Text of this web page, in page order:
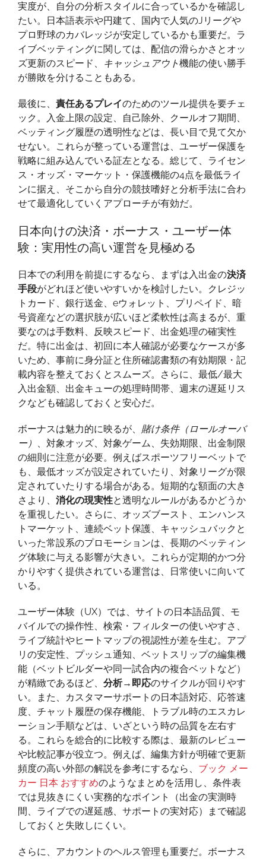
実度が、自分の分析スタイルに合っているかを確認し
たい。日本語表示や円建て、国内で人気のJリーグや
プロ野球のカバレッジが安定しているかも重要だ。ラ
イブベッティングに関しては、配信の滑らかさとオッ
ズ更新のスピード、
キャッシュアウト機能の使い勝手
が勝敗を分けることもある。
最後に、 責任あるプレイのためのツール提供を要チェ
ック。入金上限の設定、自己除外、クールオフ期間、
ベッティング履歴の透明性などは、長い目で見て欠か
せない。これらが整っている運営は、ユーザー保護を
戦略に組み込んでいる証左となる。総じて、ライセン
ス・オッズ・マーケット・保護機能の4点を最低ライ
ンに据え、そこから自分の競技嗜好と分析手法に合わ
せて最適化していくアプローチが有効だ。
日本向けの決済・ボーナス・ユーザー体
験：実用性の高い運営を見極める
日本での利用を前提にするなら、まずは入出金の決済
手段がどれほど使いやすいかを検討したい。クレジッ
トカード、銀行送金、eウォレット、プリペイド、暗
号資産などの選択肢が広いほど柔軟性は高まるが、重
要なのは手数料、反映スピード、出金処理の確実性
だ。特に出金は、初回に本人確認が必要なケースが多
いため、事前に身分証と住所確認書類の有効期限・記
載内容を整えておくとスムーズ。さらに、最低/最大
入出金額、出金キューの処理時間帯、週末の遅延リス
クなども確認しておくと安心だ。
ボーナスは魅力的に映るが、 賭け条件（ロールオーバ
ー） 、対象オッズ、対象ゲーム、失効期限、出金制限
の細則に注意が必要。例えばスポーツフリーベットで
も、最低オッズが設定されていたり、対象リーグが限
定されていたりする場合がある。短期的な額面の大き
さより、 消化の現実性と透明なルールがあるかどうか
を重視したい。さらに、オッズブースト、エンハンス
トマーケット、連続ベット保護、キャッシュバックと
いった常設系のプロモーションは、長期のベッティン
グ体験に与える影響が大きい。これらが定期的かつ分
かりやすく提供されている運営は、日常使いに向いて
いる。
ユーザー体験（UX）では、サイトの日本語品質、モ
バイルでの操作性、検索・フィルターの使いやすさ、
ライブ統計やヒートマップの視認性が差を生む。アプ
リの安定性、プッシュ通知、ベットスリップの編集機
能（ベットビルダーや同一試合内の複合ベットなど）
が精緻であるほど、 分析→即応のサイクルが回りやす
い。また、カスタマーサポートの日本語対応、応答速
度、チャット履歴の保存機能、トラブル時のエスカレ
ーション手順などは、いざという時の品質を左右す
る。これらを総合的に比較する際は、最新のレビュー
や比較記事が役立つ。例えば、編集方針が明確で更新
頻度の高い外部の解説を参考にするなら、 ブック メー
カー 日本 おすすめのようなまとめを活用し、条件表
では見抜きにくい実務的なポイント（出金の実測時
間、ライブでの遅延感、サポートの実対応）まで確認
しておくと失敗しにくい。
さらに、アカウントのヘルス管理も重要だ。ボーナス